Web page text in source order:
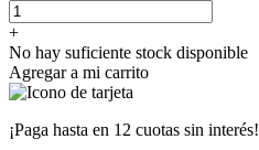
+
No hay suficiente stock disponible
Agregar a mi carrito
¡Paga hasta en 12 cuotas sin interés!